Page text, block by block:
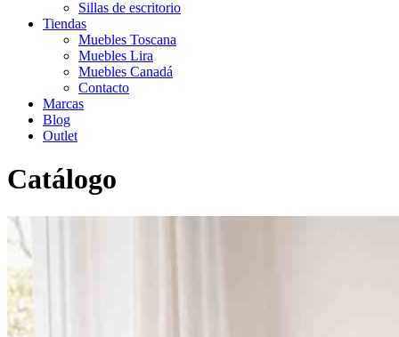
Sillas de escritorio
Tiendas
Muebles Toscana
Muebles Lira
Muebles Canadá
Contacto
Marcas
Blog
Outlet
Catálogo
Inicio